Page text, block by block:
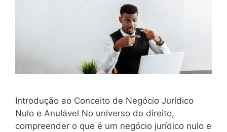
Introdução ao Conceito de Negócio Jurídico
Nulo e Anulável No universo do direito,
compreender o que é um negócio jurídico nulo e